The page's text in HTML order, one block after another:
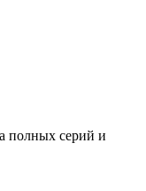
полных серий и